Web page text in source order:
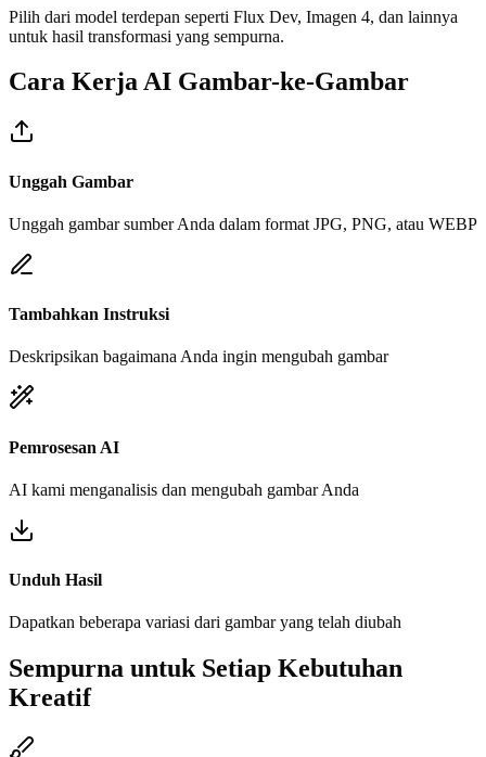
Pilih dari model terdepan seperti Flux Dev, Imagen 4, dan lainnya
untuk hasil transformasi yang sempurna.
Cara Kerja AI Gambar-ke-Gambar
Unggah Gambar
Unggah gambar sumber Anda dalam format JPG, PNG, atau WEBP
Tambahkan Instruksi
Deskripsikan bagaimana Anda ingin mengubah gambar
Pemrosesan AI
AI kami menganalisis dan mengubah gambar Anda
Unduh Hasil
Dapatkan beberapa variasi dari gambar yang telah diubah
Sempurna untuk Setiap Kebutuhan
Kreatif